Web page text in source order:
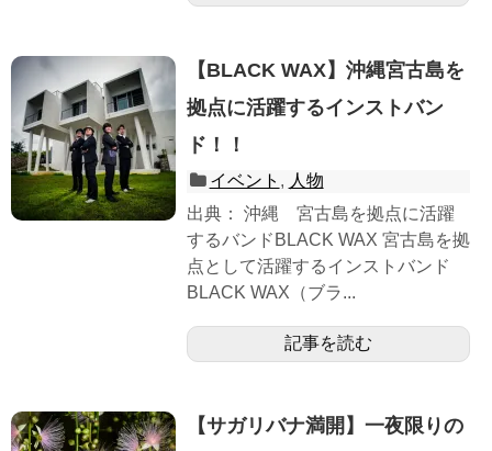
【BLACK WAX】沖縄宮古島を
拠点に活躍するインストバン
ド！！
イベント , 人物
出典： 沖縄 宮古島を拠点に活躍
するバンドBLACK WAX 宮古島を拠
点として活躍するインストバンド
BLACK WAX（ブラ...
記事を読む
【サガリバナ満開】一夜限りの